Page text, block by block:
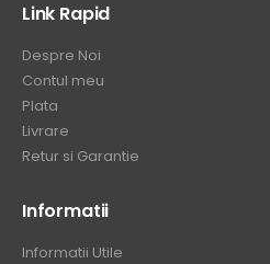
Link Rapid
Despre Noi
Contul meu
Plata
Livrare
Retur si Garantie
Informatii
Informatii Utile